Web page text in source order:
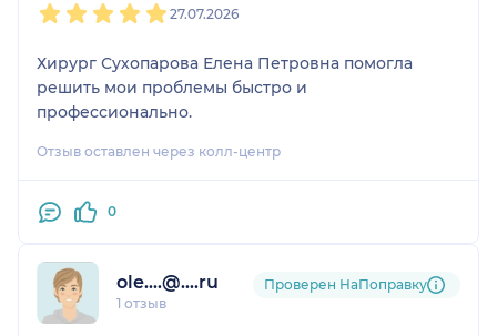
27.07.2026
Хирург Сухопарова Елена Петровна помогла
решить мои проблемы быстро и
профессионально.
Отзыв оставлен через колл-центр
0
ole....@....ru
1 отзыв
Проверен НаПоправку